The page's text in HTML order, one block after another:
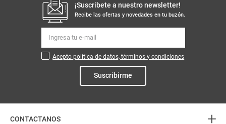
¡Suscribete a nuestro newsletter!
Recibe las ofertas y novedades en tu buzón.
Acepto política de datos, términos y condiciones
Suscribirme
CONTACTANOS +